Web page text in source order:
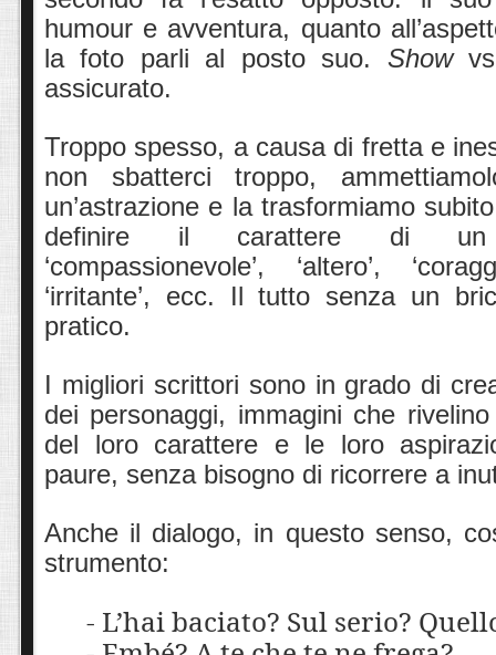
humour e avventura, quanto
la foto parli al posto suo. Show
assicurato.
Troppo spesso, a causa di fretta e
non sbatterci troppo,
un’astrazione e la trasformiamo
definire il carattere di un
‘compassionevole’, ‘altero’,
‘irritante’, ecc. Il tutto senza un
pratico.
I migliori scrittori sono in grado di
dei personaggi, immagini che
del loro carattere e le loro
paure, senza bisogno di ricorrere a
Anche il dialogo, in questo senso,
strumento:
- L’hai baciato? Sul serio?